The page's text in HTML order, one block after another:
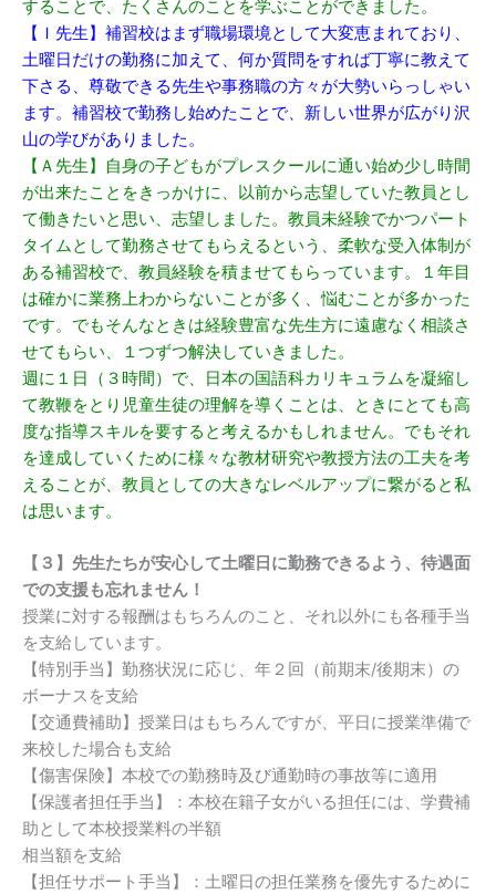
することで、たくさんのことを学ぶことができました。
【Ｉ先生】補習校はまず職場環境として大変恵まれており、
土曜日だけの勤務に加えて、何か質問をすれば丁寧に教えて
下さる、尊敬できる先生や事務職の方々が大勢いらっしゃい
ます。補習校で勤務し始めたことで、新しい世界が広がり沢
山の学びがありました。
【Ａ先生】自身の子どもがプレスクールに通い始め少し時間
が出来たことをきっかけに、以前から志望していた教員とし
て働きたいと思い、志望しました。教員未経験でかつパート
タイムとして勤務させてもらえるという、柔軟な受入体制が
ある補習校で、教員経験を積ませてもらっています。１年目
は確かに業務上わからないことが多く、悩むことが多かった
です。でもそんなときは経験豊富な先生方に遠慮なく相談さ
せてもらい、１つずつ解決していきました。
週に１日（３時間）で、日本の国語科カリキュラムを凝縮し
て教鞭をとり児童生徒の理解を導くことは、ときにとても高
度な指導スキルを要すると考えるかもしれません。でもそれ
を達成していくために様々な教材研究や教授方法の工夫を考
えることが、教員としての大きなレベルアップに繋がると私
は思います。
【３】先生たちが安心して土曜日に勤務できるよう、待遇面
での支援も忘れません！
授業に対する報酬はもちろんのこと、それ以外にも各種手当
を支給しています。
【特別手当】勤務状況に応じ、年２回（前期末/後期末）の
ボーナスを支給
【交通費補助】授業日はもちろんですが、平日に授業準備で
来校した場合も支給
【傷害保険】本校での勤務時及び通勤時の事故等に適用
【保護者担任手当】：本校在籍子女がいる担任には、学費補
助として本校授業料の半額
相当額を支給
【担任サポート手当】：土曜日の担任業務を優先するために